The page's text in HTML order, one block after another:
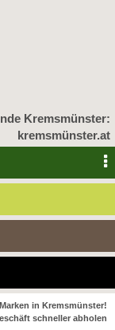
Kremsmünster:
kremsmünster.at
in Kremsmünster!
schneller abholen